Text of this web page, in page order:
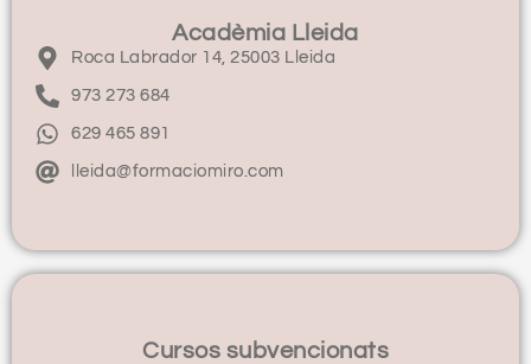
Acadèmia Lleida
Roca Labrador 14, 25003 Lleida
973 273 684
629 465 891
lleida@formaciomiro.com
Cursos subvencionats